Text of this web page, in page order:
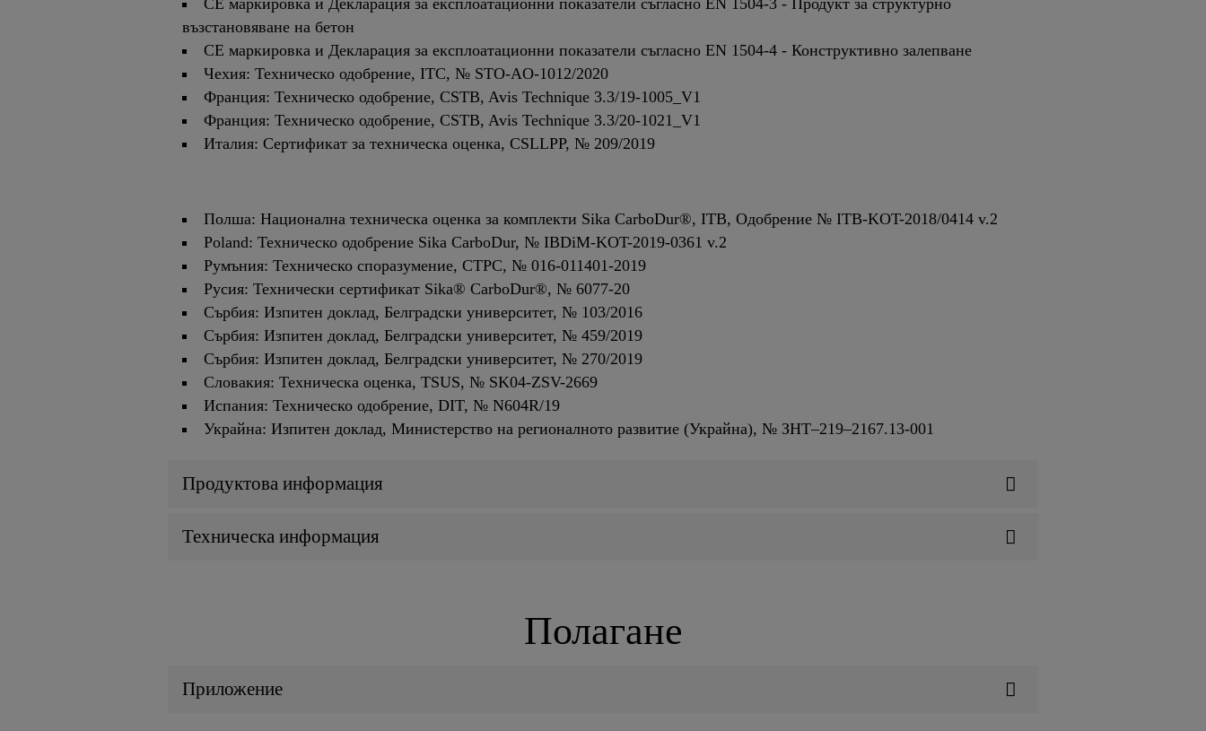
възстановяване на бетон
CE маркировка и Декларация за експлоатационни показатели съгласно EN 1504-4 - Конструктивнo залепване
Чехия: Техническо одобрение, ITC, № STO-AO-1012/2020
Франция: Техническо одобрение, CSTB, Avis Technique 3.3/19-1005_V1
Франция: Техническо одобрение, CSTB, Avis Technique 3.3/20-1021_V1
Италия: Сертификат за техническа оценка, CSLLPP, № 209/2019
Полша: Национална техническа оценка за комплекти Sika CarboDur®, ITB, Одобрение № ITB-KOT-2018/0414 v.2
Poland: Техническо одобрение Sika CarboDur, № IBDiM-KOT-2019-0361 v.2
Румъния: Техническо споразумение, CTPC, № 016-011401-2019
Русия: Технически сертификат Sika® CarboDur®, № 6077-20
Сърбия: Изпитен доклад, Белградски университет, № 103/2016
Сърбия: Изпитен доклад, Белградски университет, № 459/2019
Сърбия: Изпитен доклад, Белградски университет, № 270/2019
Словакия: Техническа оценка, TSUS, № SK04-ZSV-2669
Испания: Техническо одобрение, DIT, № N604R/19
Украйна: Изпитен доклад, Министерство на регионалното развитие (Украйна), № ЗНТ–219–2167.13-001
Продуктова информация
Техническа информация
Полагане
Приложение